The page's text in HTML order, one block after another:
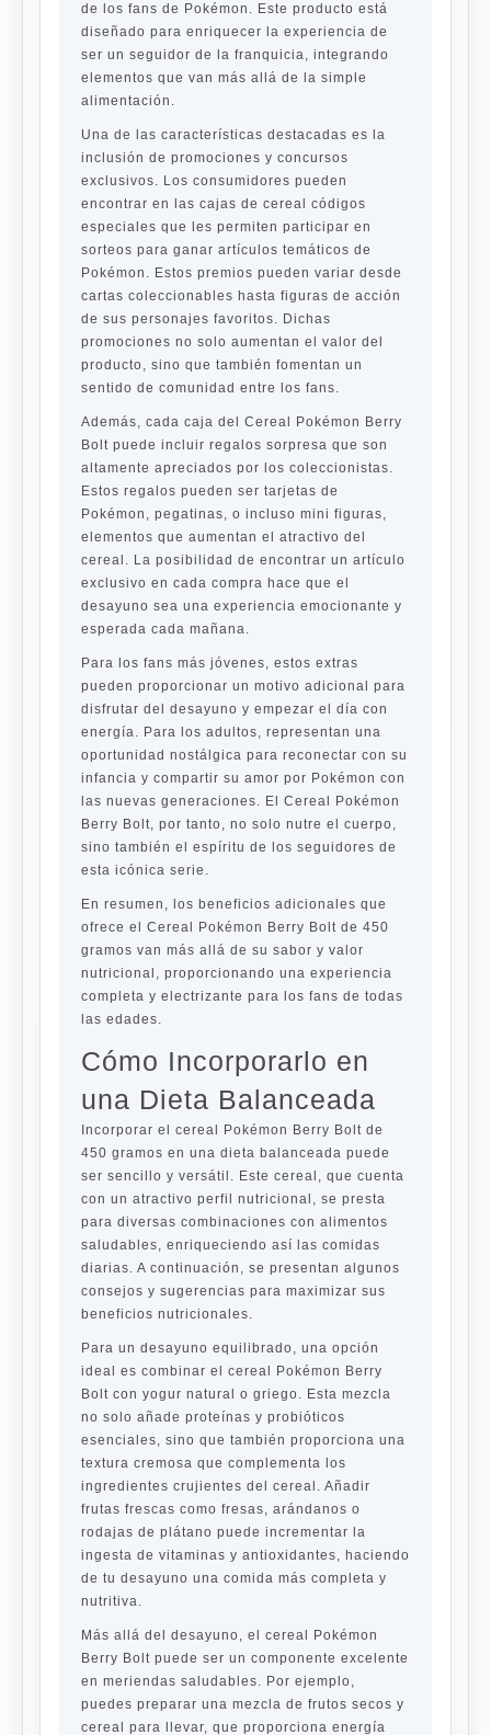
de los fans de Pokémon. Este producto está
diseñado para enriquecer la experiencia de
ser un seguidor de la franquicia, integrando
elementos que van más allá de la simple
alimentación.
Una de las características destacadas es la
inclusión de promociones y concursos
exclusivos. Los consumidores pueden
encontrar en las cajas de cereal códigos
especiales que les permiten participar en
sorteos para ganar artículos temáticos de
Pokémon. Estos premios pueden variar desde
cartas coleccionables hasta figuras de acción
de sus personajes favoritos. Dichas
promociones no solo aumentan el valor del
producto, sino que también fomentan un
sentido de comunidad entre los fans.
Además, cada caja del Cereal Pokémon Berry
Bolt puede incluir regalos sorpresa que son
altamente apreciados por los coleccionistas.
Estos regalos pueden ser tarjetas de
Pokémon, pegatinas, o incluso mini figuras,
elementos que aumentan el atractivo del
cereal. La posibilidad de encontrar un artículo
exclusivo en cada compra hace que el
desayuno sea una experiencia emocionante y
esperada cada mañana.
Para los fans más jóvenes, estos extras
pueden proporcionar un motivo adicional para
disfrutar del desayuno y empezar el día con
energía. Para los adultos, representan una
oportunidad nostálgica para reconectar con su
infancia y compartir su amor por Pokémon con
las nuevas generaciones. El Cereal Pokémon
Berry Bolt, por tanto, no solo nutre el cuerpo,
sino también el espíritu de los seguidores de
esta icónica serie.
En resumen, los beneficios adicionales que
ofrece el Cereal Pokémon Berry Bolt de 450
gramos van más allá de su sabor y valor
nutricional, proporcionando una experiencia
completa y electrizante para los fans de todas
las edades.
Cómo Incorporarlo en
una Dieta Balanceada
Incorporar el cereal Pokémon Berry Bolt de
450 gramos en una dieta balanceada puede
ser sencillo y versátil. Este cereal, que cuenta
con un atractivo perfil nutricional, se presta
para diversas combinaciones con alimentos
saludables, enriqueciendo así las comidas
diarias. A continuación, se presentan algunos
consejos y sugerencias para maximizar sus
beneficios nutricionales.
Para un desayuno equilibrado, una opción
ideal es combinar el cereal Pokémon Berry
Bolt con yogur natural o griego. Esta mezcla
no solo añade proteínas y probióticos
esenciales, sino que también proporciona una
textura cremosa que complementa los
ingredientes crujientes del cereal. Añadir
frutas frescas como fresas, arándanos o
rodajas de plátano puede incrementar la
ingesta de vitaminas y antioxidantes, haciendo
de tu desayuno una comida más completa y
nutritiva.
Más allá del desayuno, el cereal Pokémon
Berry Bolt puede ser un componente excelente
en meriendas saludables. Por ejemplo,
puedes preparar una mezcla de frutos secos y
cereal para llevar, que proporciona energía